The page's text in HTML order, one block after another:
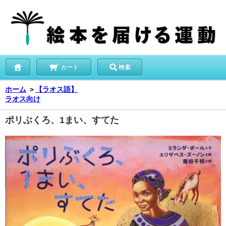
カート 検索
ホーム ＞
【ラオス語】
ラオス向け
ポリぶくろ、1まい、すてた